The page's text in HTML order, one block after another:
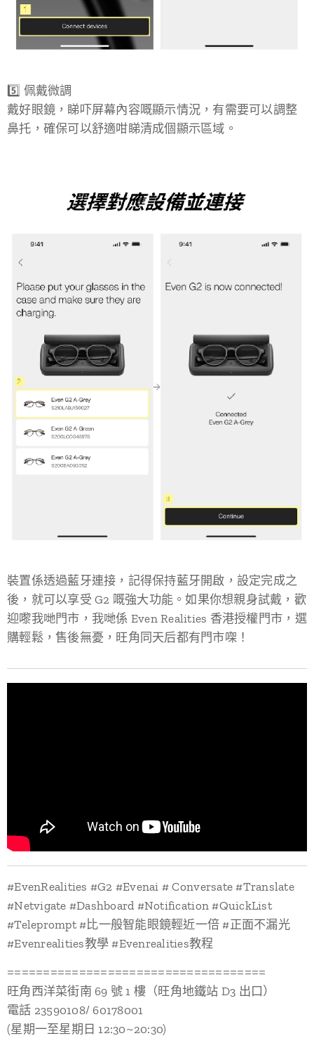
5️⃣ 佩戴微調
戴好眼鏡，睇吓屏幕內容嘅顯示情況，有需要可以調整
鼻托，確保可以舒適咁睇清成個顯示區域。
裝置係透過藍牙連接，記得保持藍牙開啟，設定完成之
後，就可以享受 G2 嘅強大功能。如果你想親身試戴，歡
迎嚟我哋門市，我哋係 Even Realities 香港授權門市，選
購輕鬆，售後無憂，旺角同天后都有門市㗎！
#EvenRealities #G2 #Evenai # Conversate #Translate
#Netvigate #Dashboard #Notification #QuickList
#Teleprompt #比一般智能眼鏡輕近一倍 #正面不漏光
#Evenrealities教學 #Evenrealities教程
====================================
旺角西洋菜街南 69 號 1 樓（旺角地鐵站 D3 出口）
電話 23590108/ 60178001
(星期一至星期日 12:30~20:30)